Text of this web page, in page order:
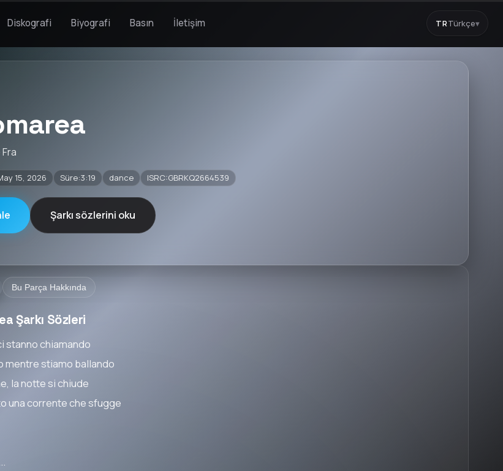
Diskografi Biyografi Basın İletişim TRTürkçe▾
Fra
15, 2026 Süre:3:19 dance ISRC:GBRKQ2664539
Şarkı sözlerini oku
Bu Parça Hakkında
Şarkı Sözleri
stanno chiamando
mentre stiamo ballando
la notte si chiude
una corrente che sfugge